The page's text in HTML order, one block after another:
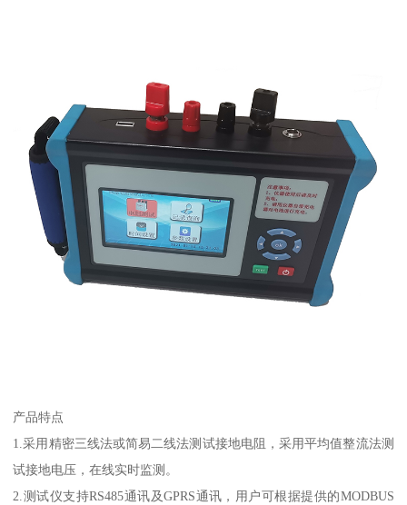
产品特点
1.采用精密三线法或简易二线法测试接地电阻，采用平均值整流法测
试接地电压，在线实时监测。
2.测试仪支持RS485通讯及GPRS通讯，用户可根据提供的MODBUS